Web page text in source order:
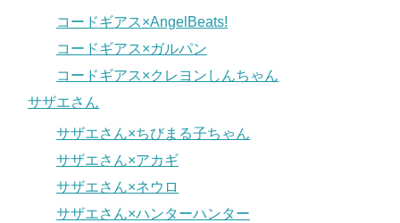
コードギアス×AngelBeats!
コードギアス×ガルパン
コードギアス×クレヨンしんちゃん
サザエさん
サザエさん×ちびまる子ちゃん
サザエさん×アカギ
サザエさん×ネウロ
サザエさん×ハンターハンター